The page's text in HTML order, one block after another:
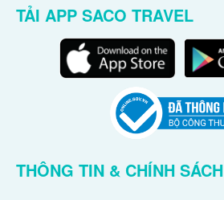
TẢI APP SACO TRAVEL
THÔNG TIN & CHÍNH SÁCH